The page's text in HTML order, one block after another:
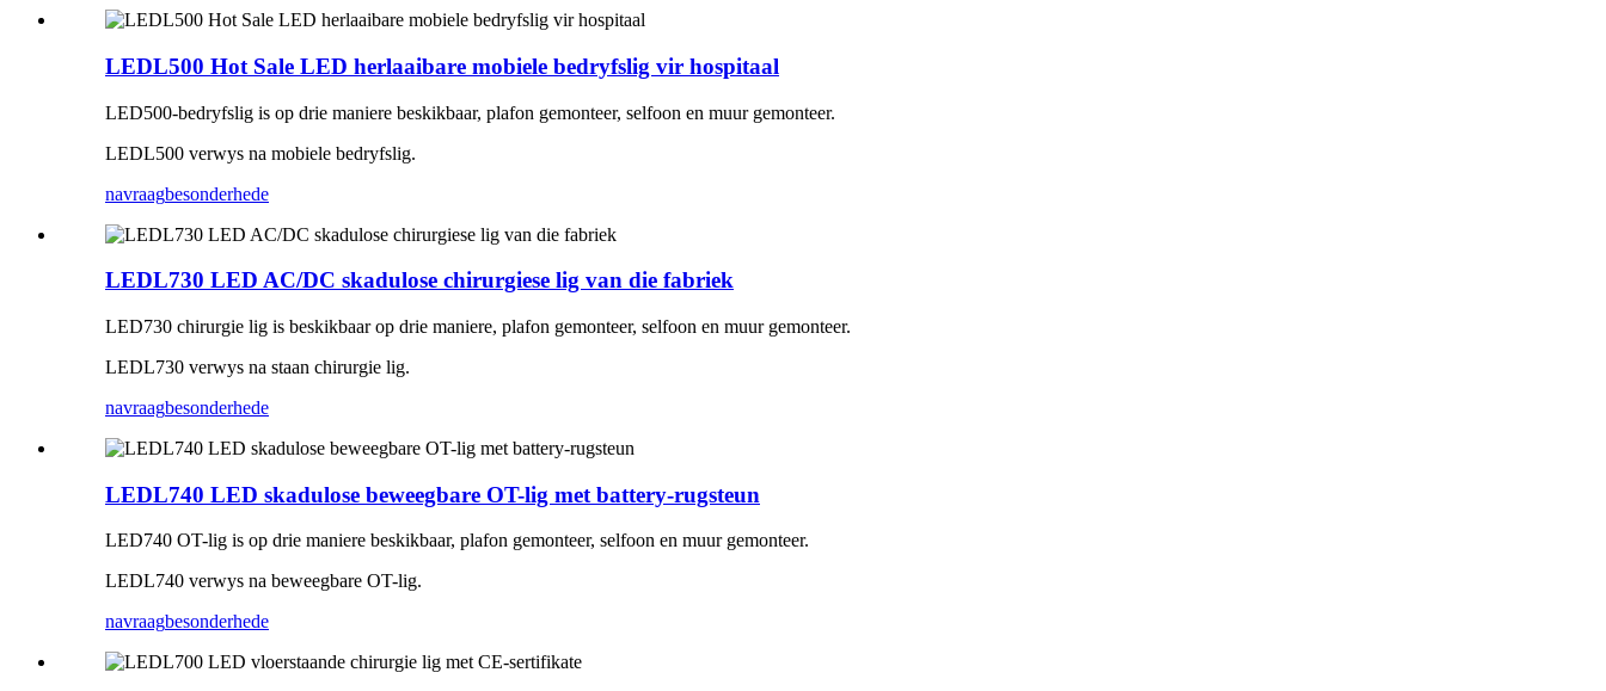
LEDL500 Hot Sale LED herlaaibare mobiele bedryfslig vir hospitaal
LED500-bedryfslig is op drie maniere beskikbaar, plafon gemonteer, selfoon en muur gemonteer.
LEDL500 verwys na mobiele bedryfslig.
navraagbesonderhede
LEDL730 LED AC/DC skadulose chirurgiese lig van die fabriek
LED730 chirurgie lig is beskikbaar op drie maniere, plafon gemonteer, selfoon en muur gemonteer.
LEDL730 verwys na staan ​​chirurgie lig.
navraagbesonderhede
LEDL740 LED skadulose beweegbare OT-lig met battery-rugsteun
LED740 OT-lig is op drie maniere beskikbaar, plafon gemonteer, selfoon en muur gemonteer.
LEDL740 verwys na beweegbare OT-lig.
navraagbesonderhede